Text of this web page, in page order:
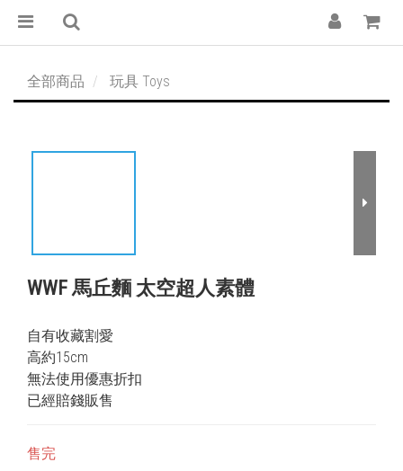
全部商品 玩具 Toys
WWF 馬丘麵 太空超人素體
自有收藏割愛
高約15cm
無法使用優惠折扣
已經賠錢販售
售完